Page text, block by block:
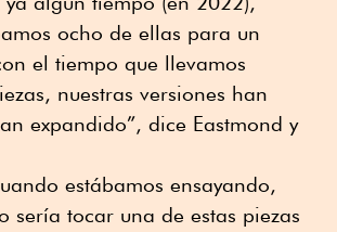
ocho de ellas para un
el tiempo que llevamos
nuestras versiones han
expandido”, dice Eastmond y
estábamos ensayando,
sería tocar una de estas piezas